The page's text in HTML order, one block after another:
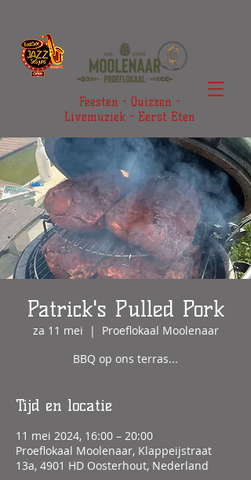
Feesten - Quizzen -
Livemuziek - Eerst Eten
Patrick's Pulled Pork
za 11 mei
  |
Proeflokaal Moolenaar
BBQ op ons terras...
Tijd en locatie
11 mei 2024, 16:00 – 20:00
Proeflokaal Moolenaar, Klappeijstraat
13a, 4901 HD Oosterhout, Nederland